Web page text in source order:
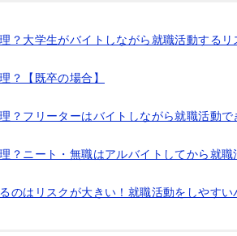
？大学生がバイトしながら就職活動するリ
？【既卒の場合】
？フリーターはバイトしながら就職活動で
？ニート・無職はアルバイトしてから就職
のはリスクが大きい！就職活動をしやすい